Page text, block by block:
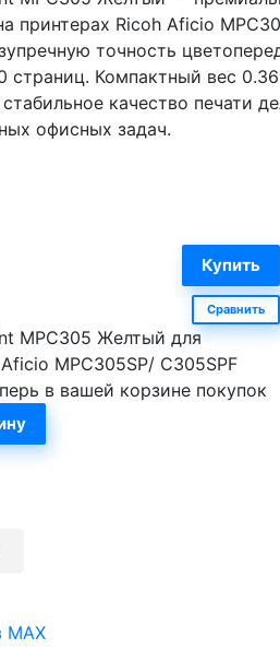
принтерах Ricoh Aficio
точность
страниц. Компактный вес
качество печати
офисных задач.
Сравнить
MPC305 Желтый для
MPC305SP/ C305SPF
в вашей корзине покупок
MAX